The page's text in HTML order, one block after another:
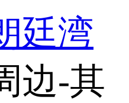
廷湾
边-其